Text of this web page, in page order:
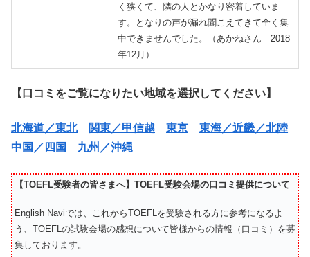
く狭くて、隣の人とかなり密着していま
す。となりの声が漏れ聞こえてきて全く集
中できませんでした。（あかねさん 2018
年12月）
【口コミをご覧になりたい地域を選択してください】
北海道／東北 関東／甲信越 東京
東海／近畿／北陸
中国／四国
九州／沖縄
【TOEFL受験者の皆さまへ】TOEFL受験会場の口コミ提供について
English Naviでは、これからTOEFLを受験される方に参考になるよ
う、TOEFLの試験会場の感想について皆様からの情報（口コミ）を募
集しております。